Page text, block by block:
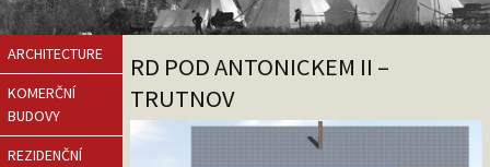
ARCHITECTURE
KOMERČNÍ
BUDOVY
REZIDENČNÍ
RD POD ANTONICKEM II –
TRUTNOV